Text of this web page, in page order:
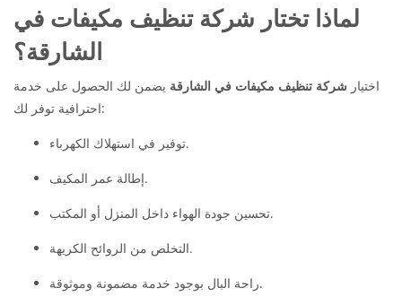
لماذا تختار شركة تنظيف مكيفات في
الشارقة؟
اختيار شركة تنظيف مكيفات في الشارقة يضمن لك الحصول على خدمة
احترافية توفر لك:
توفير في استهلاك الكهرباء.
إطالة عمر المكيف.
تحسين جودة الهواء داخل المنزل أو المكتب.
التخلص من الروائح الكريهة.
راحة البال بوجود خدمة مضمونة وموثوقة.